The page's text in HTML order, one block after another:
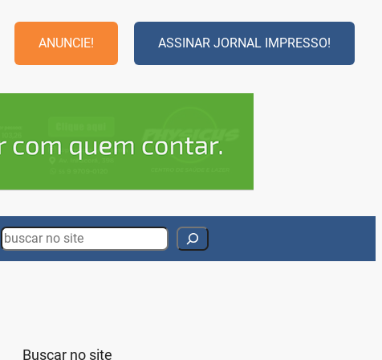
ANUNCIE! ASSINAR JORNAL IMPRESSO!
Search
Buscar no site